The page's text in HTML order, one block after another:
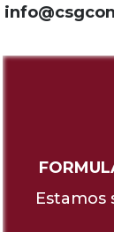
Estamos